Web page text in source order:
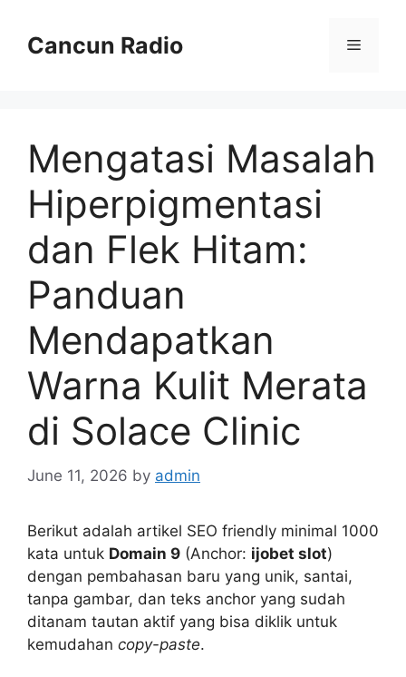
contentCancun Radio Menu
Mengatasi Masalah
Hiperpigmentasi
dan Flek Hitam:
Panduan
Mendapatkan
Warna Kulit Merata
di Solace Clinic
June 11, 2026 by admin
Berikut adalah artikel SEO friendly minimal 1000
kata untuk Domain 9 (Anchor: ijobet slot)
dengan pembahasan baru yang unik, santai,
tanpa gambar, dan teks anchor yang sudah
ditanam tautan aktif yang bisa diklik untuk
kemudahan copy-paste.